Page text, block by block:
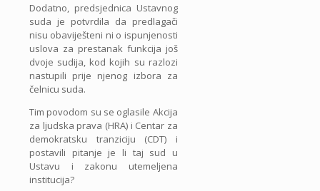
Dodatno, predsjednica Ustavnog
suda je potvrdila da predlagači
nisu obaviješteni ni o ispunjenosti
uslova za prestanak funkcija još
dvoje sudija, kod kojih su razlozi
nastupili prije njenog izbora za
čelnicu suda.
Tim povodom su se oglasile Akcija
za ljudska prava (HRA) i Centar za
demokratsku tranziciju (CDT) i
postavili pitanje je li taj sud u
Ustavu i zakonu utemeljena
institucija?